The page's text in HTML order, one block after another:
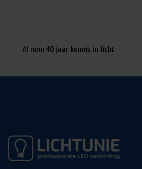
Al ruim 40 jaar kennis in licht